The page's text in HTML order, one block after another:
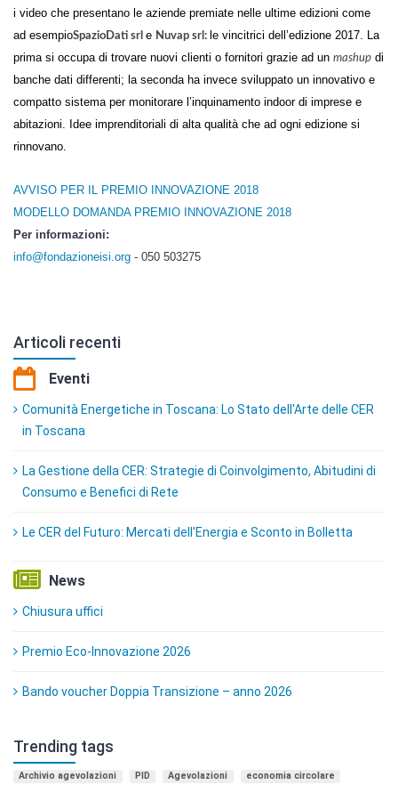
i video che presentano le aziende premiate nelle ultime edizioni come
ad esempioSpazioDati srl e Nuvap srl: le vincitrici dell’edizione 2017. La
prima si occupa di trovare nuovi clienti o fornitori grazie ad un mashup di
banche dati differenti; la seconda ha invece sviluppato un innovativo e
compatto sistema per monitorare l’inquinamento indoor di imprese e
abitazioni. Idee imprenditoriali di alta qualità che ad ogni edizione si
rinnovano.
AVVISO PER IL PREMIO INNOVAZIONE 2018
MODELLO DOMANDA PREMIO INNOVAZIONE 2018
Per informazioni:
info@fondazioneisi.org - 050 503275
Articoli recenti
Eventi
Comunità Energetiche in Toscana: Lo Stato dell'Arte delle CER
in Toscana
La Gestione della CER: Strategie di Coinvolgimento, Abitudini di
Consumo e Benefici di Rete
Le CER del Futuro: Mercati dell'Energia e Sconto in Bolletta
News
Chiusura uffici
Premio Eco-Innovazione 2026
Bando voucher Doppia Transizione – anno 2026
Trending tags
Archivio agevolazioni PID Agevolazioni economia circolare